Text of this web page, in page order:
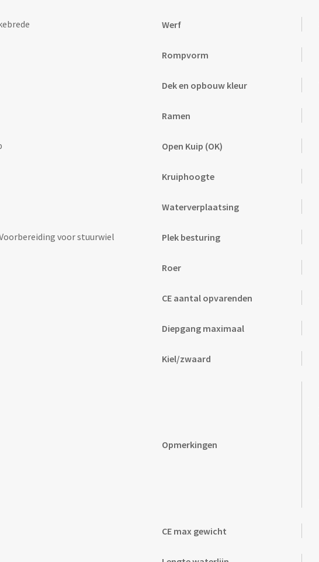
Werf
Rompvorm
Dek en opbouw kleur
Ramen
Open Kuip (OK)
Kruiphoogte
Waterverplaatsing
voor stuurwiel Plek besturing
Roer
CE aantal opvarenden
Diepgang maximaal
Kiel/zwaard
Opmerkingen
CE max gewicht